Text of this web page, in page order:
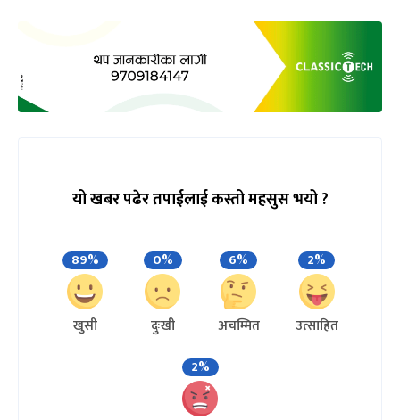
यो खबर पढेर तपाईलाई कस्तो महसुस भयो ?
89%
खुसी
0%
दुःखी
6%
अचम्मित
2%
उत्साहित
2%